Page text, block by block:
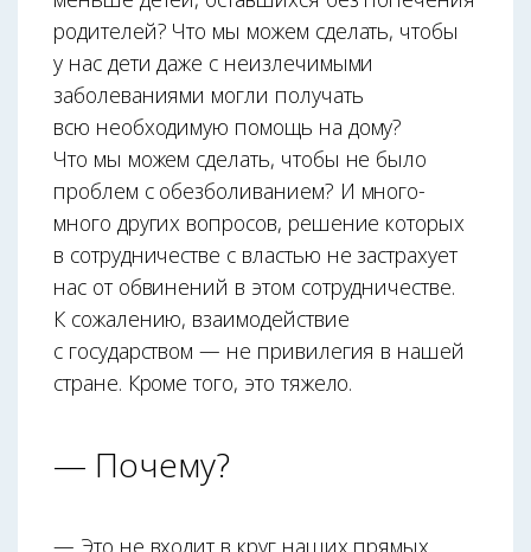
родителей? Что мы можем сделать, чтобы
у нас дети даже с неизлечимыми
заболеваниями могли получать
всю необходимую помощь на дому?
Что мы можем сделать, чтобы не было
проблем с обезболиванием? И много-
много других вопросов, решение которых
в сотрудничестве с властью не застрахует
нас от обвинений в этом сотрудничестве.
К сожалению, взаимодействие
с государством — не привилегия в нашей
стране. Кроме того, это тяжело.
— Почему?
— Это не входит в круг наших прямых